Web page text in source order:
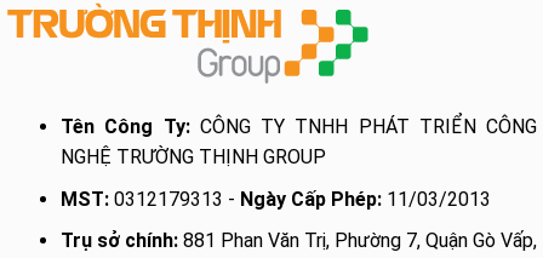
Tên Công Ty:CÔNG TY TNHH PHÁT TRIỂN CÔNG
NGHỆ TRƯỜNG THỊNH GROUP
MST: 0312179313 - Ngày Cấp Phép: 11/03/2013
Trụ sở chính: 881 Phan Văn Trị, Phường 7, Quận Gò Vấp,